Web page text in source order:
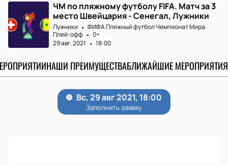
ЧМ по пляжному футболу FIFA. Матч за 3
место Швейцария - Сенегал, Лужники
Лужники
ФИФА Пляжный футбол Чемпионат Мира.
Плей-офф
0+
29 авг. 2021
18:00
НАШИ ПРЕИМУЩЕСТВАБЛИЖАЙШИЕ МЕРОПРИЯТИЯ